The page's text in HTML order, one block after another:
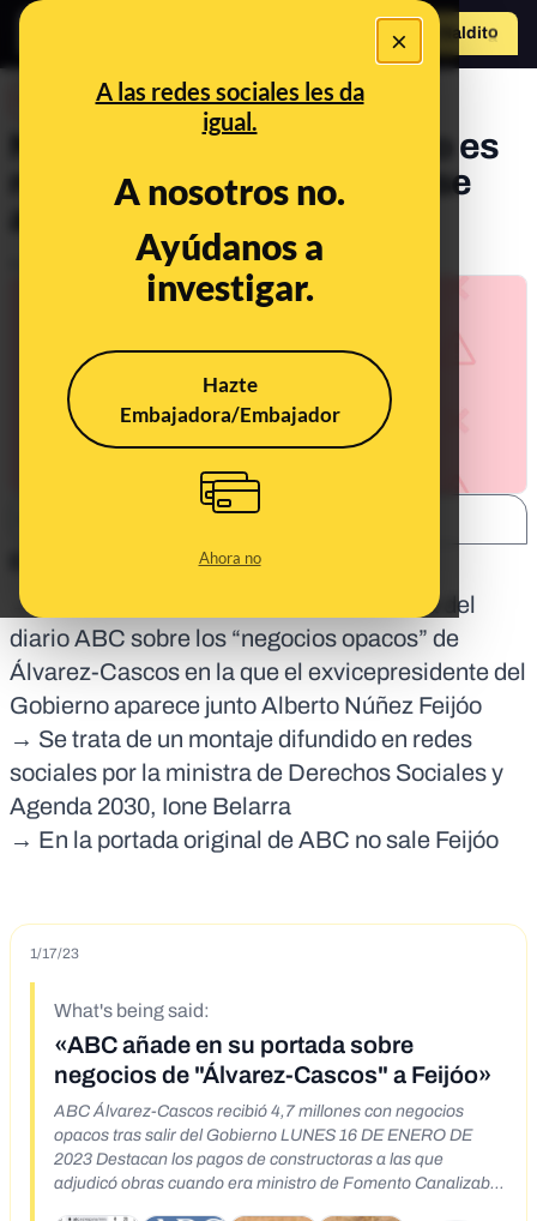
×
A las redes sociales les da
igual.
A nosotros no.
Ayúdanos a
investigar.
Hazte
Embajadora/Embajador
Ahora no
Hazte Maldito
No, esta portada de ABC no es
real: es un montaje donde se
añade a Feijóo
Jan 17, 2023, 11:05:19 AM
→ Se ha viralizado una supuesta portada del
diario ABC sobre los “negocios opacos” de
Álvarez-Cascos en la que el exvicepresidente del
Gobierno aparece junto Alberto Núñez Feijóo
→ Se trata de un montaje difundido en redes
sociales por la ministra de Derechos Sociales y
Agenda 2030, Ione Belarra
→ En la portada original de ABC no sale Feijóo
1/17/23
What's being said:
«ABC añade en su portada sobre
negocios de "Álvarez-Cascos" a Feijóo»
ABC Álvarez-Cascos recibió 4,7 millones con negocios
opacos tras salir del Gobierno LUNES 16 DE ENERO DE
2023 Destacan los pagos de constructoras a las que
adjudicó obras cuando era ministro de Fomento Canalizaba